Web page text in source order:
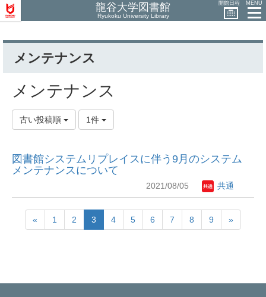
龍谷大学図書館
Ryukoku University Library
開館日程 MENU
メンテナンス
メンテナンス
古い投稿順 1件
図書館システムリプレイスに伴う9月のシステム
メンテナンスについて
2021/08/05 共通
« 1 2 3 4 5 6 7 8 9 »